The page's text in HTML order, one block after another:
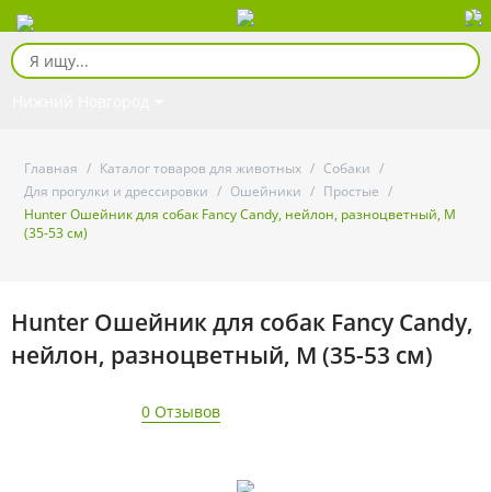
Главная / Каталог товаров для животных / Собаки /
Для прогулки и дрессировки / Ошейники / Простые /
Hunter Ошейник для собак Fancy Candy, нейлон, разноцветный, M
(35-53 см)
Hunter Ошейник для собак Fancy Candy,
нейлон, разноцветный, M (35-53 см)
0 Отзывов